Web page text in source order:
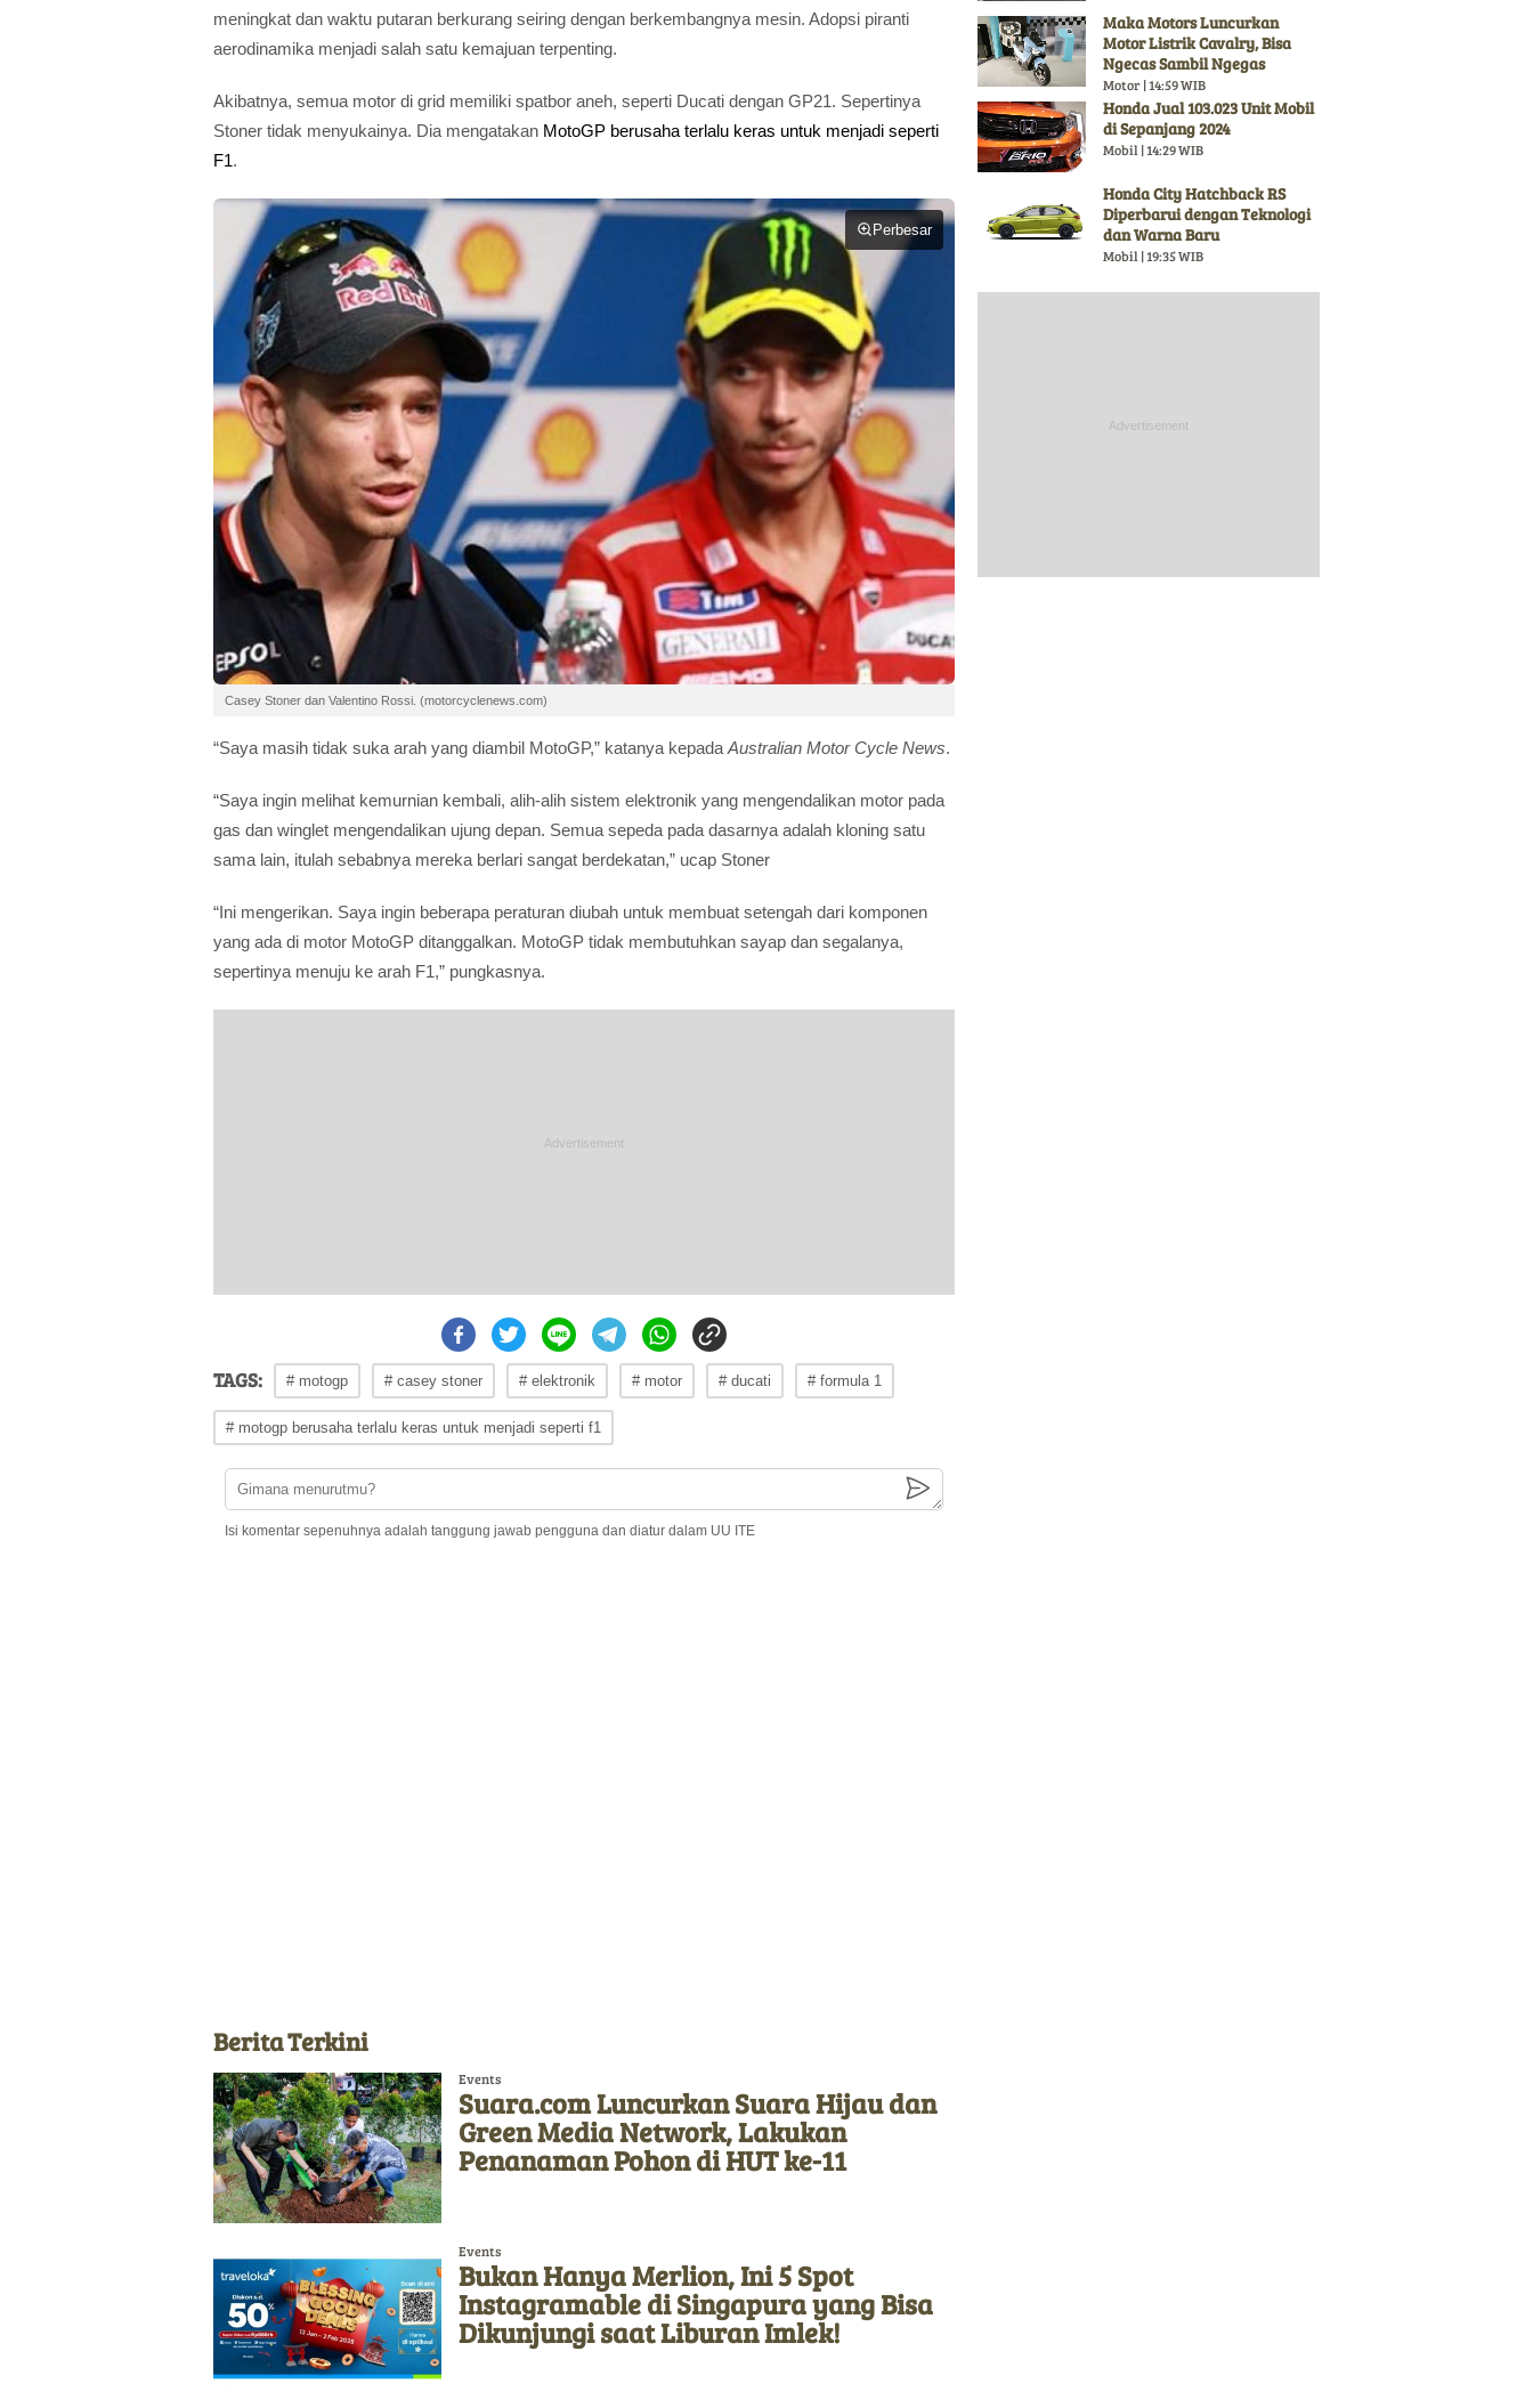
meningkat dan waktu putaran berkurang seiring dengan berkembangnya mesin. Adopsi piranti
aerodinamika menjadi salah satu kemajuan terpenting.
Akibatnya, semua motor di grid memiliki spatbor aneh, seperti Ducati dengan GP21. Sepertinya
Stoner tidak menyukainya. Dia mengatakan MotoGP berusaha terlalu keras untuk menjadi seperti
F1.
Perbesar
Casey Stoner dan Valentino Rossi. (motorcyclenews.com)
“Saya masih tidak suka arah yang diambil MotoGP,” katanya kepada Australian Motor Cycle News.
“Saya ingin melihat kemurnian kembali, alih-alih sistem elektronik yang mengendalikan motor pada
gas dan winglet mengendalikan ujung depan. Semua sepeda pada dasarnya adalah kloning satu
sama lain, itulah sebabnya mereka berlari sangat berdekatan,” ucap Stoner
“Ini mengerikan. Saya ingin beberapa peraturan diubah untuk membuat setengah dari komponen
yang ada di motor MotoGP ditanggalkan. MotoGP tidak membutuhkan sayap dan segalanya,
sepertinya menuju ke arah F1,” pungkasnya.
TAGS: # motogp # casey stoner # elektronik # motor # ducati # formula 1
# motogp berusaha terlalu keras untuk menjadi seperti f1
Isi komentar sepenuhnya adalah tanggung jawab pengguna dan diatur dalam UU ITE
Berita Terkini
Events
Suara.com Luncurkan Suara Hijau dan
Green Media Network, Lakukan
Penanaman Pohon di HUT ke-11
Events
Bukan Hanya Merlion, Ini 5 Spot
Instagramable di Singapura yang Bisa
Dikunjungi saat Liburan Imlek!
Maka Motors Luncurkan
Motor Listrik Cavalry, Bisa
Ngecas Sambil Ngegas
Motor | 14:59 WIB
Honda Jual 103.023 Unit Mobil
di Sepanjang 2024
Mobil | 14:29 WIB
Honda City Hatchback RS
Diperbarui dengan Teknologi
dan Warna Baru
Mobil | 19:35 WIB